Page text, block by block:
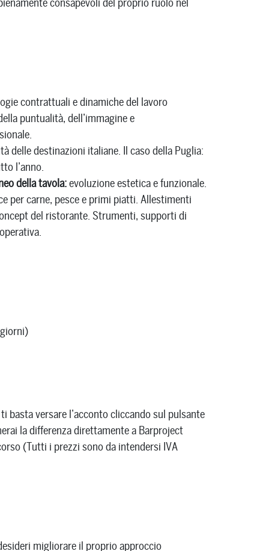
consapevoli del proprio ruolo nel
contrattuali e dinamiche del lavoro
puntualità, dell’immagine e
delle destinazioni italiane. Il caso della Puglia:
l’anno.
della tavola:evoluzione estetica e funzionale.
per carne, pesce e primi piatti. Allestimenti
del ristorante. Strumenti, supporti di
basta versare l’acconto cliccando sul pulsante
la differenza direttamente a Barproject
(Tutti i prezzi sono da intendersi IVA
migliorare il proprio approccio